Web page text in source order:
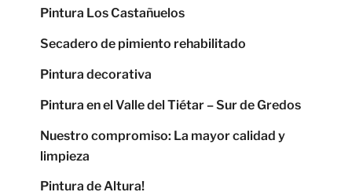
Pintura Los Castañuelos
Secadero de pimiento rehabilitado
Pintura decorativa
Pintura en el Valle del Tiétar – Sur de Gredos
Nuestro compromiso: La mayor calidad y
limpieza
Pintura de Altura!